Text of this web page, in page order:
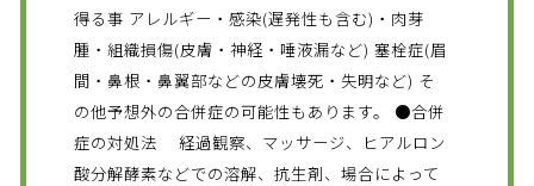
得る事 アレルギー・感染(遅発性も含む)・肉芽
腫・組織損傷(皮膚・神経・唾液漏など) 塞栓症(眉
間・鼻根・鼻翼部などの皮膚壊死・失明など) そ
の他予想外の合併症の可能性もあります。 ●合併
症の対処法 経過観察、マッサージ、ヒアルロン
酸分解酵素などでの溶解、抗生剤、場合によって